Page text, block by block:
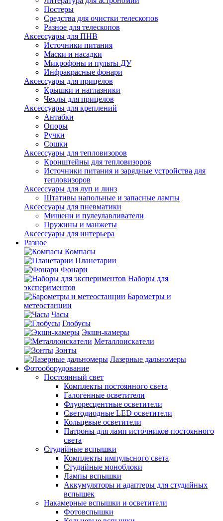
Постеры
Средства для очистки телескопов
Разное для телескопов
Аксессуары для ПНВ
Источники питания
Маски и насадки
Микрофоны и пульты ДУ
Инфракрасные фонари
Аксессуары для прицелов
Крышки и наглазники
Чехлы для прицелов
Аксессуары для креплений
Антабки
Опоры
Ручки
Сошки
Аксессуары для тепловизоров
Кронштейны для тепловизоров
Источники питания и зарядные устройства для
тепловизоров
Аксессуары для луп и линз
Штативы напольные и запасные лампы
Аксессуары для пневматики
Мишени и пулеулавливатели
Пружины и манжеты
Аксессуары для интерьера
Разное
Компасы
Планетарии
Фонари
Наборы для
экспериментов
Барометры и
метеостанции
Часы
Глобусы
Экшн-камеры
Металлоискатели
Зонты
Лазерные дальномеры
Фотооборудование
Постоянный свет
Комплекты постоянного света
Галогенные осветители
Флуоресцентные осветители
Светодиодные LED осветители
Кольцевые осветители
Патроны для ламп источников постоянного
света
Студийные вспышки
Комплекты импульсного света
Студийные моноблоки
Лампы вспышки
Аккумуляторы и адаптеры для студийных
вспышек
Накамерные вспышки и осветители
Фотовспышки